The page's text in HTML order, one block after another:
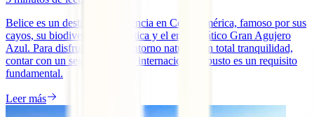
Belice es un destino de referencia en Centroamérica, famoso por sus
cayos, su biodiversidad selvática y el emblemático Gran Agujero
Azul. Para disfrutar de este entorno natural con total tranquilidad,
contar con un seguro de viaje internacional robusto es un requisito
fundamental.
Leer más